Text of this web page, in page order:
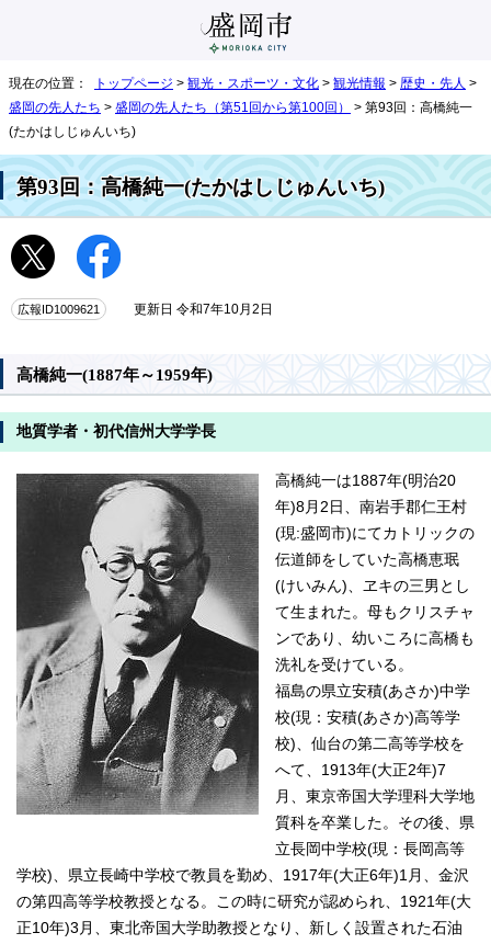
現在の位置： トップページ > 観光・スポーツ・文化 > 観光情報 > 歴史・先人 >
盛岡の先人たち > 盛岡の先人たち（第51回から第100回）
> 第93回：高橋純一
(たかはしじゅんいち)
第93回：高橋純一(たかはしじゅんいち)
広報ID1009621 更新日 令和7年10月2日
高橋純一(1887年～1959年)
地質学者・初代信州大学学長
高橋純一は1887年(明治20
年)8月2日、南岩手郡仁王村
(現:盛岡市)にてカトリックの
伝道師をしていた高橋恵珉
(けいみん)、ヱキの三男とし
て生まれた。母もクリスチャ
ンであり、幼いころに高橋も
洗礼を受けている。
福島の県立安積(あさか)中学
校(現：安積(あさか)高等学
校)、仙台の第二高等学校を
へて、1913年(大正2年)7
月、東京帝国大学理科大学地
質科を卒業した。その後、県
立長岡中学校(現：長岡高等
学校)、県立長崎中学校で教員を勤め、1917年(大正6年)1月、金沢
の第四高等学校教授となる。この時に研究が認められ、1921年(大
正10年)3月、東北帝国大学助教授となり、新しく設置された石油